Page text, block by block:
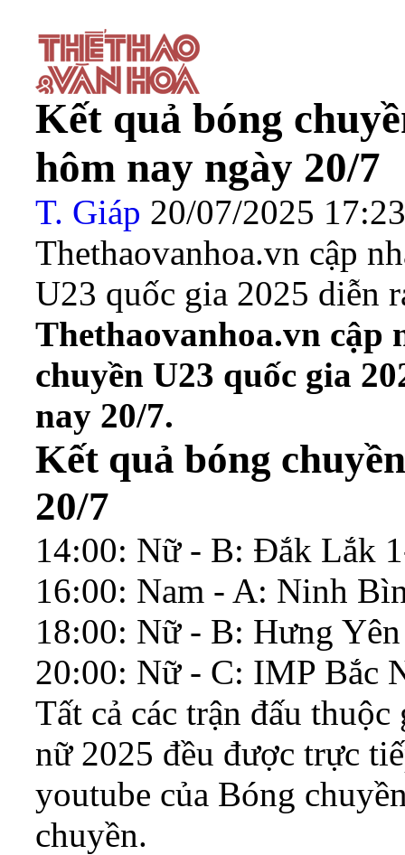
Kết quả bóng
hôm nay ngày 20/7
T. Giáp 20/07/2025
Thethaovanhoa.vn cập
U23 quốc gia 2025 diễn
Thethaovanhoa.vn cập
chuyền U23 quốc gia
nay 20/7.
Kết quả bóng
20/7
14:00: Nữ - B: Đắk Lắk
16:00: Nam - A: Ninh
18:00: Nữ - B: Hưng
20:00: Nữ - C: IMP Bắc
Tất cả các trận đấu
nữ 2025 đều được trực
youtube của Bóng
chuyền.